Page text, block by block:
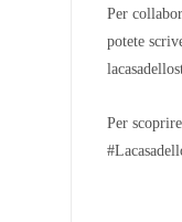
Per
potete
Per